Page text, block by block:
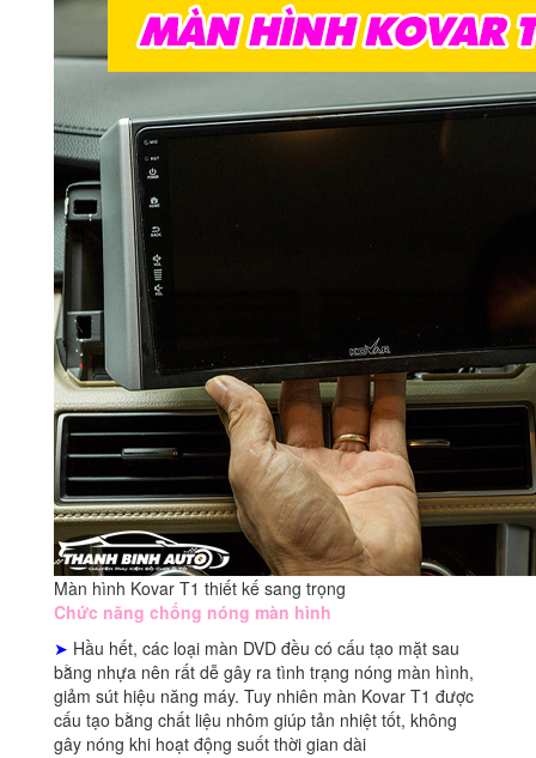
Màn hình Kovar T1 thiết kế sang trọng
Chức năng chống nóng màn hình
➤ Hầu hết, các loại màn DVD đều có cấu tạo mặt sau
bằng nhựa nên rất dễ gây ra tình trạng nóng màn hình,
giảm sút hiệu năng máy. Tuy nhiên màn Kovar T1 được
cấu tạo bằng chất liệu nhôm giúp tản nhiệt tốt, không
gây nóng khi hoạt động suốt thời gian dài